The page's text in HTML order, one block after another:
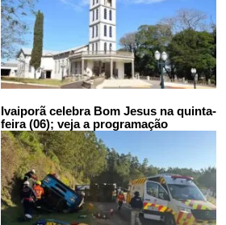
Ivaiporã celebra Bom Jesus na quinta-
feira (06); veja a programação